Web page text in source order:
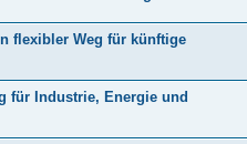
flexibler Weg für künftige
für Industrie, Energie und